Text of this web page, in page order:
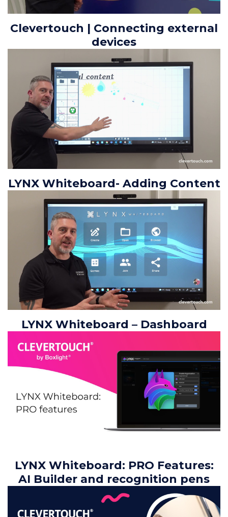
Clevertouch | Connecting external
devices
LYNX Whiteboard- Adding Content
LYNX Whiteboard – Dashboard
LYNX Whiteboard: PRO Features:
AI Builder and recognition pens